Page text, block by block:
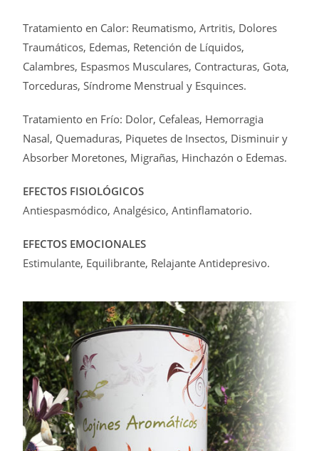
Tratamiento en Calor: Reumatismo, Artritis, Dolores
Traumáticos, Edemas, Retención de Líquidos,
Calambres, Espasmos Musculares, Contracturas, Gota,
Torceduras, Síndrome Menstrual y Esquinces.
Tratamiento en Frío: Dolor, Cefaleas, Hemorragia
Nasal, Quemaduras, Piquetes de Insectos, Disminuir y
Absorber Moretones, Migrañas, Hinchazón o Edemas.
EFECTOS FISIOLÓGICOS
Antiespasmódico, Analgésico, Antinflamatorio.
EFECTOS EMOCIONALES
Estimulante, Equilibrante, Relajante Antidepresivo.